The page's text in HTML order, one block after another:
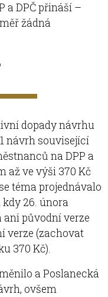
a DPČ přináší –
žádná
dopady návrhu
návrh související
na DPP a
až ve výši 370 Kč
téma projednávalo
26. února
ani původní verze
verze (zachovat
370 Kč).
a Poslanecká
ovšem